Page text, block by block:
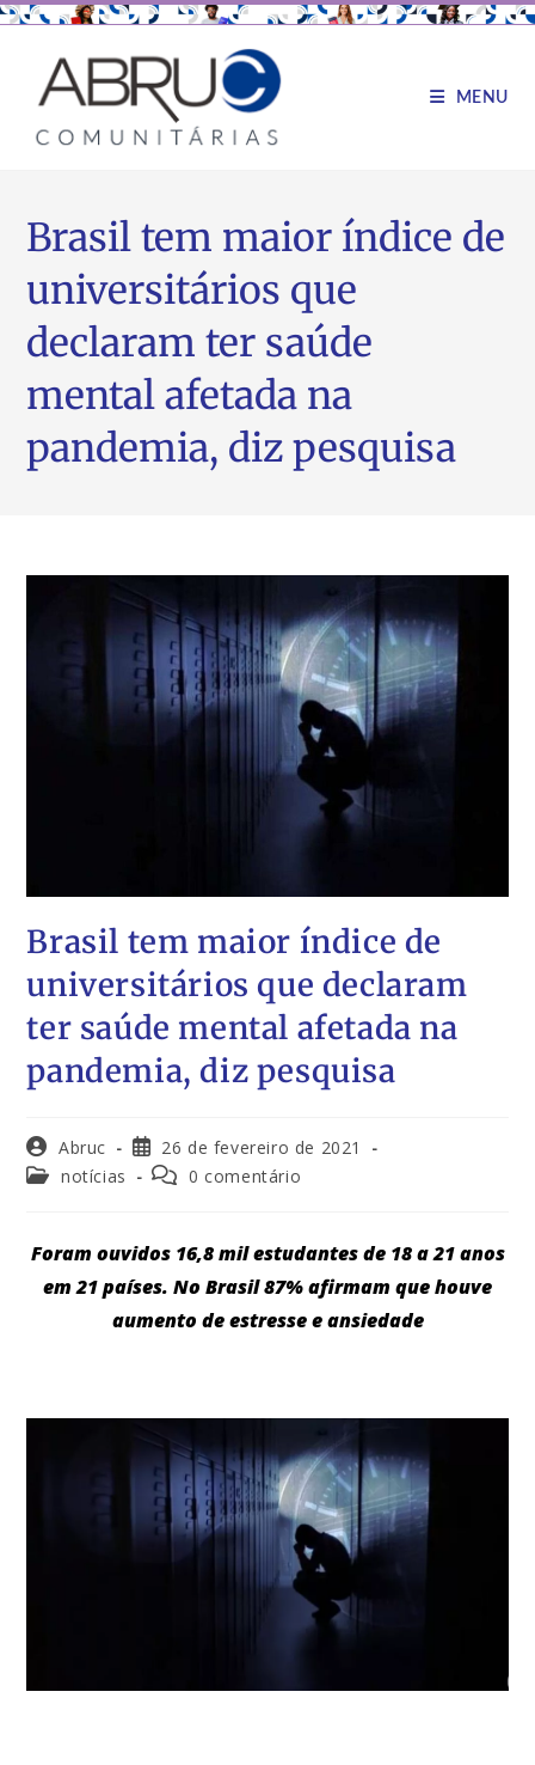
MENU
Brasil tem maior índice de
universitários que
declaram ter saúde
mental afetada na
pandemia, diz pesquisa
Brasil tem maior índice de
universitários que declaram
ter saúde mental afetada na
pandemia, diz pesquisa
Abruc
26 de fevereiro de 2021
notícias
0 comentário
Foram ouvidos 16,8 mil estudantes de 18 a 21 anos
em 21 países. No Brasil 87% afirmam que houve
aumento de estresse e ansiedade